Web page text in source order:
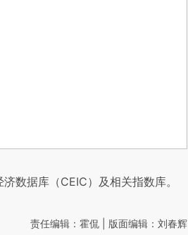
数据库（CEIC）及相关指数库。
责任编辑：霍侃 | 版面编辑：刘春辉